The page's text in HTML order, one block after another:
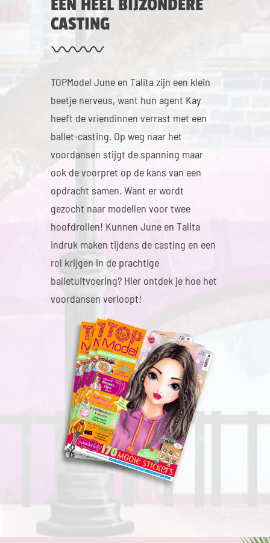
CASTING
TOPModel June en Talita zijn een klein
beetje nerveus, want hun agent Kay
heeft de vriendinnen verrast met een
ballet-casting. Op weg naar het
voordansen stijgt de spanning maar
ook de voorpret op de kans van een
opdracht samen. Want er wordt
gezocht naar modellen voor twee
hoofdrollen! Kunnen June en Talita
indruk maken tijdens de casting en een
rol krijgen in de prachtige
balletuitvoering? Hier ontdek je hoe het
voordansen verloopt!